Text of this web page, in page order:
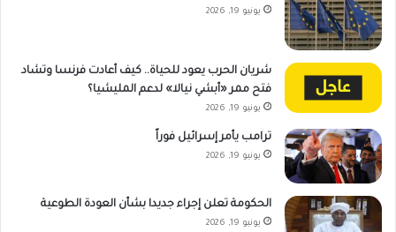
يونيو 19, 2026
شريان الحرب يعود للحياة.. كيف أعادت فرنسا وتشاد
فتح ممر «أبشي نيالا» لدعم المليشيا؟
يونيو 19, 2026
ترامب يأمر إسرائيل فوراً
يونيو 19, 2026
الحكومة تعلن إجراء جديدا بشأن العودة الطوعية
يونيو 19, 2026